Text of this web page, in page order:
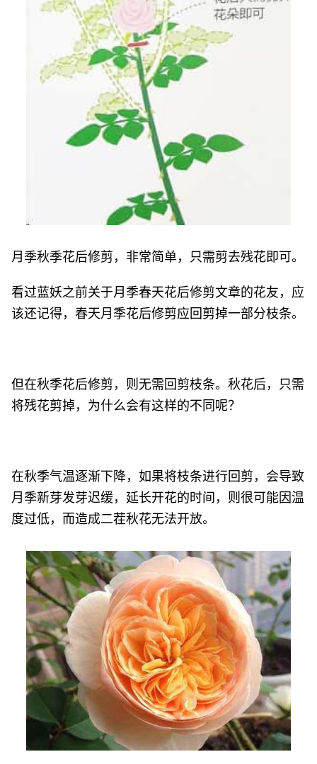
月季秋季花后修剪，非常简单，只需剪去残花即可。
看过蓝妖之前关于月季春天花后修剪文章的花友，应
该还记得，春天月季花后修剪应回剪掉一部分枝条。
但在秋季花后修剪，则无需回剪枝条。秋花后，只需
将残花剪掉，为什么会有这样的不同呢？
在秋季气温逐渐下降，如果将枝条进行回剪，会导致
月季新芽发芽迟缓，延长开花的时间，则很可能因温
度过低，而造成二茬秋花无法开放。